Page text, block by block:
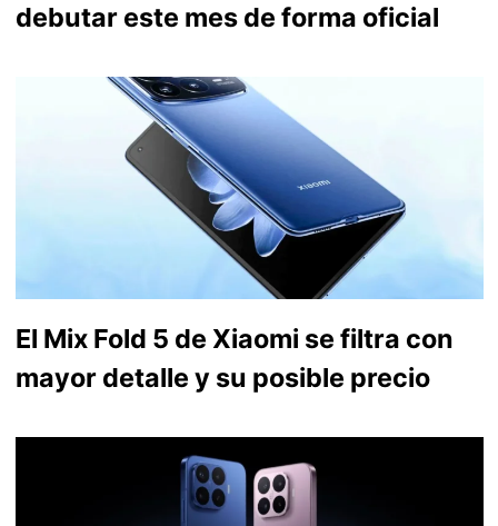
debutar este mes de forma oficial
El Mix Fold 5 de Xiaomi se filtra con
mayor detalle y su posible precio